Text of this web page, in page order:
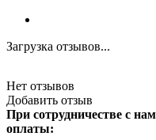
Загрузка отзывов...
Нет отзывов
Добавить отзыв
При сотрудничестве с
оплаты: